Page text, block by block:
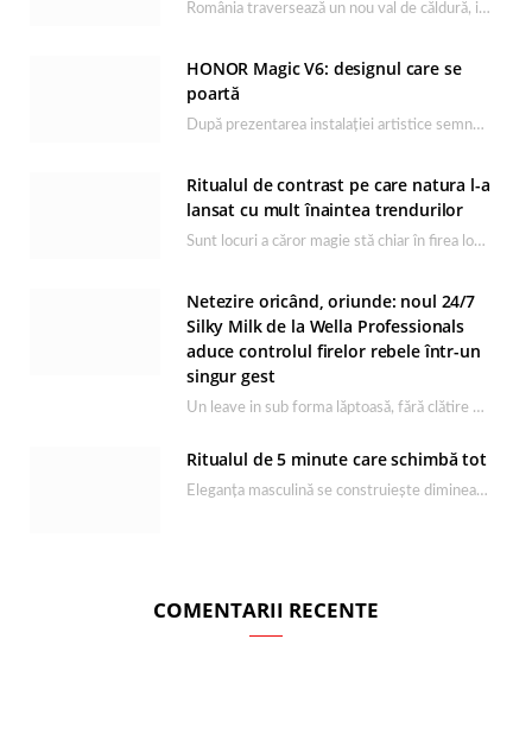
România traversează un nou val de căldură, iar rutina de îngrijire capătă un rol esențial…
HONOR Magic V6: designul care se
poartă
După prezentarea instalației artistice semnată de Catrinel Săbăciag în cadrul evenimentului de lansare HONOR Magic…
Ritualul de contrast pe care natura l-a
lansat cu mult înaintea trendurilor
Sunt locuri a căror magie stă chiar în firea lor naturală, iar Lacul Ursu din…
Netezire oricând, oriunde: noul 24/7
Silky Milk de la Wella Professionals
aduce controlul firelor rebele într-un
singur gest
Un leave in sub forma lăptoasă, fără clătire care completează rutina Ultimate Smooth și transformă…
Ritualul de 5 minute care schimbă tot
Eleganța masculină se construiește dimineața, în câteva minute și cu produsele potrivite. O rutină de…
COMENTARII RECENTE